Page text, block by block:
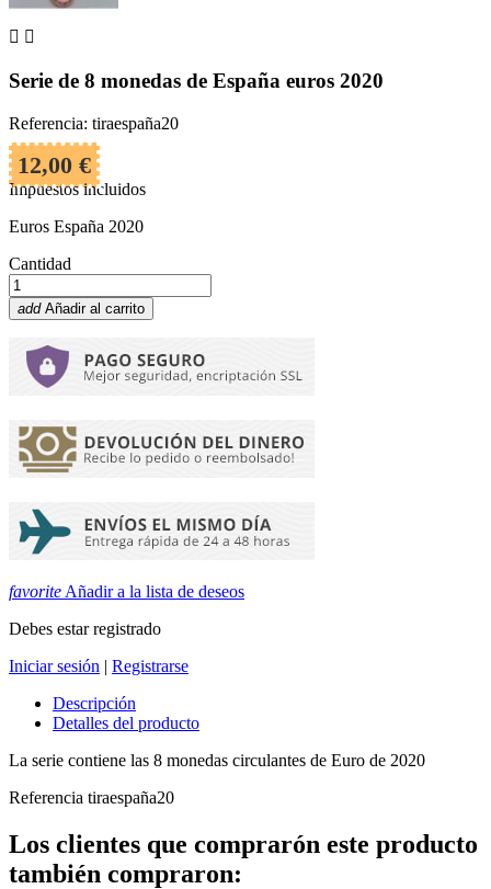
 
Serie de 8 monedas de España euros 2020
Referencia: tiraespaña20
12,00 €
Impuestos incluidos
Euros España 2020
Cantidad
add Añadir al carrito
favorite Añadir a la lista de deseos
Debes estar registrado
Iniciar sesión | Registrarse
Descripción
Detalles del producto
La serie contiene las 8 monedas circulantes de Euro de 2020
Referencia tiraespaña20
Los clientes que comprarón este producto
también compraron: